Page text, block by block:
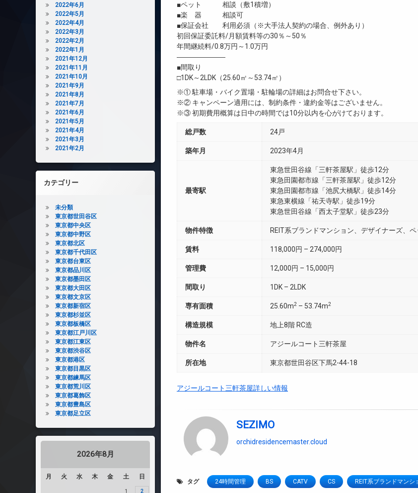
■ペット 相談（敷1積増）
■楽 器 相談可
■保証会社 利用必須（※大手法人契約の場合、例外あり）
初回保証委託料/月額賃料等の30％～50％
年間継続料/0.8万円～1.0万円
―――――――
■間取り
□1DK～2LDK（25.60㎡～53.74㎡）
※① 駐車場・バイク置場・駐輪場の詳細はお問合せ下さい。
※② キャンペーン適用には、制約条件・違約金等はございません。
※③ 初期費用概算は日中の時間では10分以内を心がけております。
総戸数 24戸
築年月 2023年4月
最寄駅
東急世田谷線「三軒茶屋駅」徒歩12分
東急田園都市線「三軒茶屋駅」徒歩12分
東急田園都市線「池尻大橋駅」徒歩14分
東急東横線「祐天寺駅」徒歩19分
東急世田谷線「西太子堂駅」徒歩23分
物件特徴 REIT系ブランドマンション、デザイナーズ、
賃料 118,000円 – 274,000円
管理費 12,000円 – 15,000円
間取り 1DK – 2LDK
専有面積 25.60m2 – 53.74m2
構造規模 地上8階 RC造
物件名 アジールコート三軒茶屋
所在地 東京都世田谷区下馬2-44-18
アジールコート三軒茶屋詳しい情報
SEZIMO
orchidresidencemaster.cloud
タグ 24時間管理 BS CATV CS REIT系ブランドマンシ
2022年6月
2022年5月
2022年4月
2022年3月
2022年2月
2022年1月
2021年12月
2021年11月
2021年10月
2021年9月
2021年8月
2021年7月
2021年6月
2021年5月
2021年4月
2021年3月
2021年2月
カテゴリー
未分類
東京都世田谷区
東京都中央区
東京都中野区
東京都北区
東京都千代田区
東京都台東区
東京都品川区
東京都墨田区
東京都大田区
東京都文京区
東京都新宿区
東京都杉並区
東京都板橋区
東京都江戸川区
東京都江東区
東京都渋谷区
東京都港区
東京都目黒区
東京都練馬区
東京都荒川区
東京都葛飾区
東京都豊島区
東京都足立区
2026年8月
月 火 水 木 金 土 日
1 2